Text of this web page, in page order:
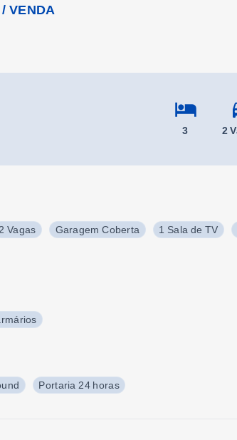
/VENDA
3 2
2 Vagas Garagem Coberta 1 Sala de TV
Portaria 24 horas